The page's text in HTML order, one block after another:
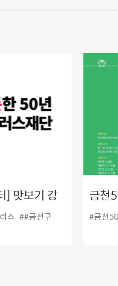
] 맛보기 강
,대나무기
스 ##금천구
금천
월~2
#금천